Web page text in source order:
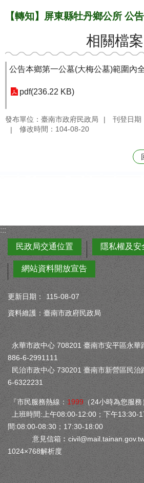
【轉知】屏東縣牡丹鄉公所 公告
相關檔案
公告本鄉第一公墓(大梅公墓)範圍內
pdf(236.22 KB)
發布單位：臺南市政府民政局
刊登日期
修改時間：104-08-20
:::
民政局交通位置
隱私權及安
網站資料開放宣告
更新日期：
115-08-07
資料維護：臺南市政府民政局
永華市政中心 708201 臺南市安平區永
886-6-2991111
民治市政中心 730201 臺南市新營區
6-6322231
『市民服務熱線： 1999 （24小時為您服務
上班時間:上午08:00-12:00；下午13:30-
間:08:00-08:30；17:30-18:00
意見信箱︰
1024×768解析度